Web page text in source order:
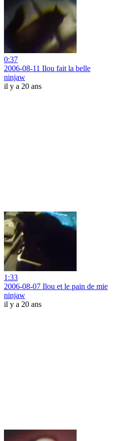
0:37
2006-08-11 Ilou fait la belle
ninjaw
il y a 20 ans
1:33
2006-08-07 Ilou et le pain de mie
ninjaw
il y a 20 ans